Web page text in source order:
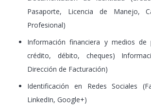
Pasaporte, Licencia de Manejo,
Profesional)
Información financiera y medios de
crédito, débito, cheques)
Dirección de Facturación)
Identificación en Redes Sociales
LinkedIn, Google+)